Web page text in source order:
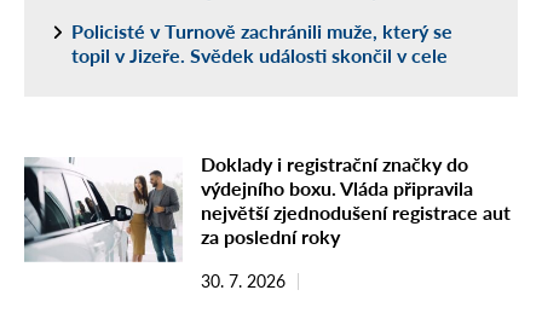
Policisté v Turnově zachránili muže, který se
topil v Jizeře. Svědek události skončil v cele
Doklady i registrační značky do
výdejního boxu. Vláda připravila
největší zjednodušení registrace aut
za poslední roky
30. 7. 2026